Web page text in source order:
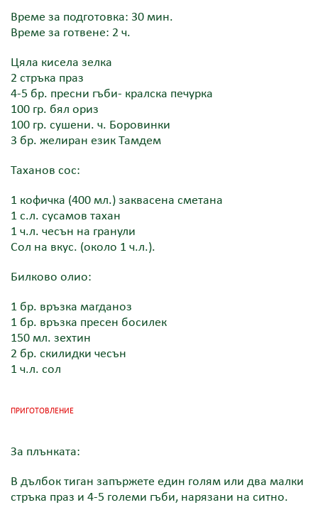
Време за подготовка: 30 мин.
Време за готвене: 2 ч.
Цяла кисела зелка
2 стръка праз
4-5 бр. пресни гъби- кралска печурка
100 гр. бял ориз
100 гр. сушени. ч. Боровинки
3 бр. желиран език Тамдем
Таханов сос:
1 кофичка (400 мл.) заквасена сметана
1 с.л. сусамов тахан
1 ч.л. чесън на гранули
Сол на вкус. (около 1 ч.л.).
Билково олио:
1 бр. връзка магданоз
1 бр. връзка пресен босилек
150 мл. зехтин
2 бр. скилидки чесън
1 ч.л. сол
ПРИГОТОВЛЕНИЕ
За плънката:
В дълбок тиган запържете един голям или два малки
стръка праз и 4-5 големи гъби, нарязани на ситно.